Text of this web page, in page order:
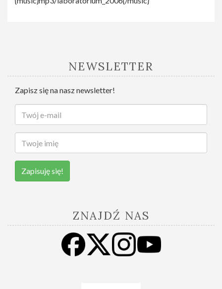
NEWSLETTER
Zapisz się na nasz newsletter!
Zapisuję się!
ZNAJDŹ NAS